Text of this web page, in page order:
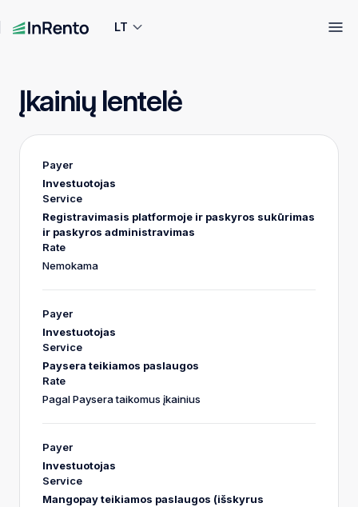
LT
Įkainių lentelė
Investuotojas
Registravimasis platformoje ir paskyros sukūrimas
ir paskyros administravimas
Nemokama
Investuotojas
Paysera teikiamos paslaugos
Pagal Paysera taikomus įkainius
Investuotojas
Mangopay teikiamos paslaugos (išskyrus